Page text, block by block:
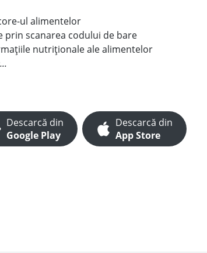
ul alimentelor
prin scanarea codului de bare
nutriționale ale alimentelor
Descarcă din
Google Play
Descarcă din
App Store